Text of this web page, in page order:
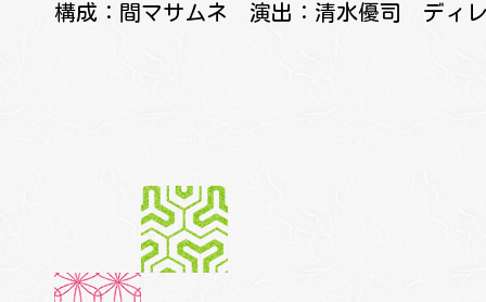
構成：間マサムネ 演出：清水優司 ディ